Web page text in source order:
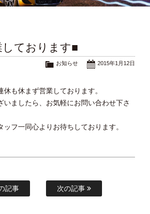
しております■
2015年1月12日
お知らせ
休も休まず営業しております。
いましたら、お気軽にお問い合わせ下さ
ッフ一同心よりお待ちしております。
記事 次の記事